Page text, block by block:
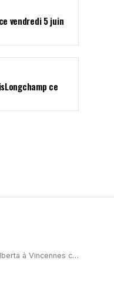
vendredi 5 juin
ce
ce vendredi 5 juin 2026.